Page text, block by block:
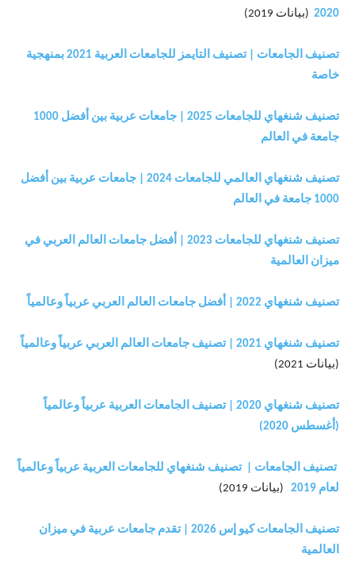
2020 (بيانات 2019)
تصنيف الجامعات | تصنيف التايمز للجامعات العربية 2021 بمنهجية
خاصة
تصنيف شنغهاي للجامعات 2025 | جامعات عربية بين أفضل 1000
جامعة في العالم
تصنيف شنغهاي العالمي للجامعات 2024 | جامعات عربية بين أفضل
1000 جامعة في العالم
تصنيف شنغهاي للجامعات 2023 | أفضل جامعات العالم العربي في
ميزان العالمية
تصنيف شنغهاي 2022 | أفضل جامعات العالم العربي عربياً وعالمياً
تصنيف شنغهاي 2021 | تصنيف جامعات العالم العربي عربياً وعالمياً
(بيانات 2021)
تصنيف شنغهاي 2020 | تصنيف الجامعات العربية عربياً وعالمياً
(أغسطس 2020)
تصنيف الجامعات | تصنيف شنغهاي للجامعات العربية عربياً وعالمياً
لعام 2019
(بيانات 2019)
تصنيف الجامعات كيو إس 2026 | تقدم جامعات عربية في ميزان
العالمية